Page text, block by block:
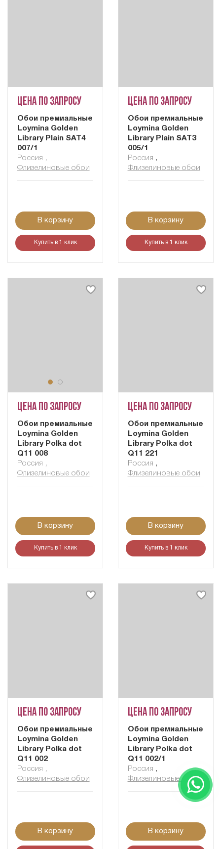
Цена по запросу
Обои премиальные
Loymina Golden
Library Plain SAT4
007/1
Россия ,
Флизелиновые обои
В корзину
Купить в 1 клик
Цена по запросу
Обои премиальные
Loymina Golden
Library Plain SAT3
005/1
Россия ,
Флизелиновые обои
В корзину
Купить в 1 клик
Цена по запросу
Обои премиальные
Loymina Golden
Library Polka dot
Q11 008
Россия ,
Флизелиновые обои
В корзину
Купить в 1 клик
Цена по запросу
Обои премиальные
Loymina Golden
Library Polka dot
Q11 221
Россия ,
Флизелиновые обои
В корзину
Купить в 1 клик
Цена по запросу
Обои премиальные
Loymina Golden
Library Polka dot
Q11 002
Россия ,
Флизелиновые обои
В корзину
Цена по запросу
Обои премиальные
Loymina Golden
Library Polka dot
Q11 002/1
Россия ,
Флизелиновые обои
В корзину